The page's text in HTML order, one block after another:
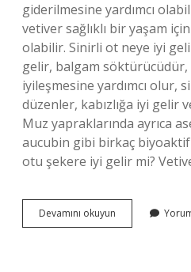
giderilmesine yardımcı
vetiver sağlıklı bir yaşam
olabilir. Sinirli ot neye iyi
gelir, balgam söktürücüdür,
iyileşmesine yardımcı olur,
düzenler, kabızlığa iyi gelir
Muz yapraklarında ayrıca
aucubin gibi birkaç
otu şekere iyi gelir mi?
Devamını okuyun
Otu